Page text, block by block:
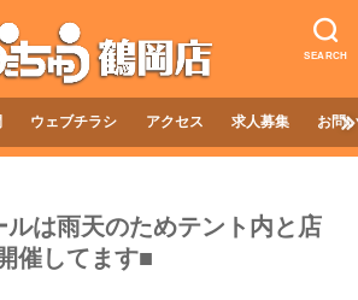
SEARCH
ウェブチラシ アクセス 求人募集 お問
ルは雨天のためテント内と店
催してます■